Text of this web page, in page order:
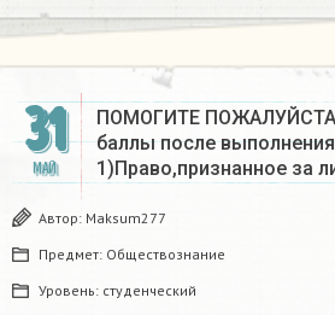
31
МАЙ
ПОМОГИТЕ
баллы после
1)Право,признанное за
Автор: Maksum277
Предмет: Обществознание
Уровень: студенческий